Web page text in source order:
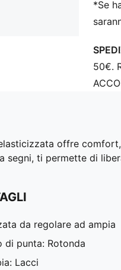
*Se
50€.
offre
segni, ti permette di
da regolare ad ampia
di punta: Rotonda
Lacci